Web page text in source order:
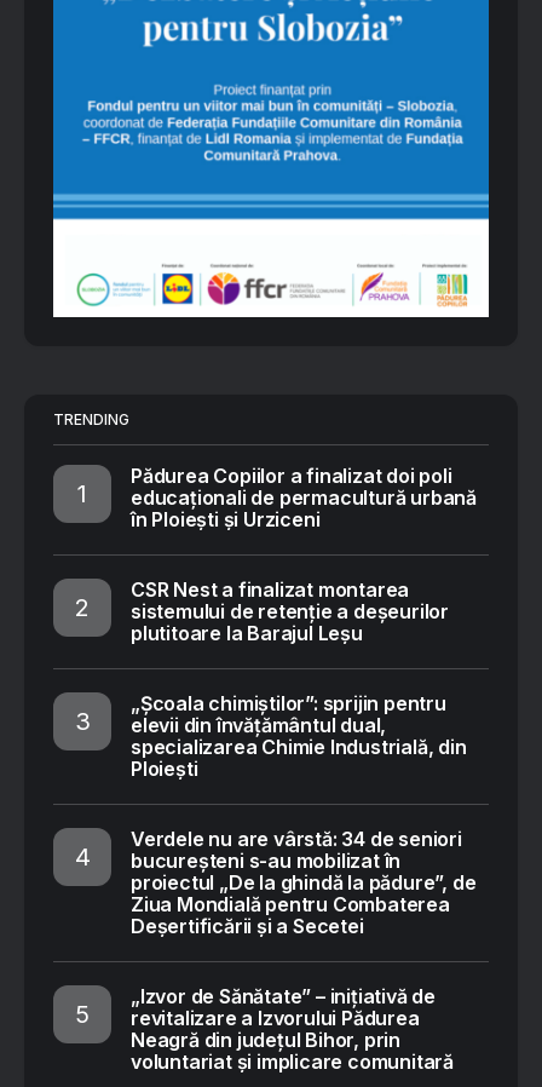
TRENDING
Pădurea Copiilor a finalizat doi poli
educaționali de permacultură urbană
în Ploiești și Urziceni
CSR Nest a finalizat montarea
sistemului de retenție a deșeurilor
plutitoare la Barajul Leșu
„Școala chimiștilor”: sprijin pentru
elevii din învățământul dual,
specializarea Chimie Industrială, din
Ploiești
Verdele nu are vârstă: 34 de seniori
bucureșteni s-au mobilizat în
proiectul „De la ghindă la pădure”, de
Ziua Mondială pentru Combaterea
Deșertificării și a Secetei
„Izvor de Sănătate” – inițiativă de
revitalizare a Izvorului Pădurea
Neagră din județul Bihor, prin
voluntariat și implicare comunitară